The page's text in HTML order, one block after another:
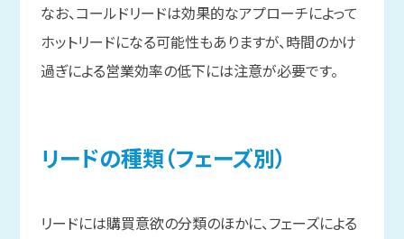
なお、コールドリードは効果的なアプローチによって
ホットリードになる可能性もありますが、時間のかけ
過ぎによる営業効率の低下には注意が必要です。
リードの種類（フェーズ別）
リードには購買意欲の分類のほかに、フェーズによる